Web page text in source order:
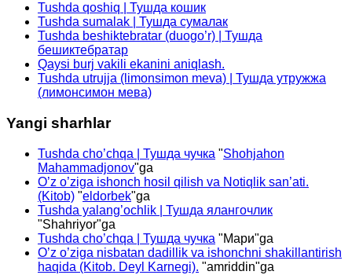
Tushda qoshiq | Тушда кошик
Tushda sumalak | Тушда сумалак
Tushda beshiktebratar (duogo’r) | Тушда
бешиктебратар
Qaysi burj vakili ekanini aniqlash.
Tushda utrujja (limonsimon meva) | Тушда утружжа
(лимонсимон мева)
Yangi sharhlar
Tushda cho’chqa | Тушда чучка "Shohjahon
Mahammadjonov"ga
O’z o’ziga ishonch hosil qilish va Notiqlik san’ati.
(Kitob) "eldorbek"ga
Tushda yalang’ochlik | Тушда ялангочлик
"Shahriyor"ga
Tushda cho’chqa | Тушда чучка "Мари"ga
O’z o’ziga nisbatan dadillik va ishonchni shakillantirish
haqida (Kitob. Deyl Karnegi). "amriddin"ga